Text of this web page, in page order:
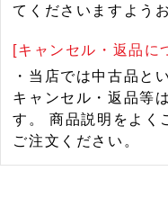
てくださいますよう
[キャンセル・返品に
・当店では中古品と
キャンセル・返品等
す。 商品説明をよく
ご注文ください。